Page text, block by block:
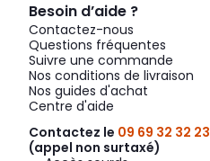
Besoin d’aide ?
Contactez-nous
Questions fréquentes
Suivre une commande
Nos conditions de livraison
Nos guides d'achat
Centre d'aide
Contactez le 09 69 32 32 23
(appel non surtaxé)